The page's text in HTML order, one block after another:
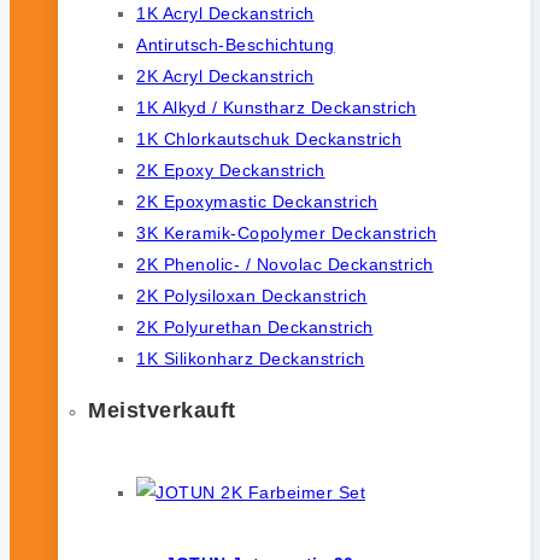
1K Acryl Deckanstrich
Antirutsch-Beschichtung
2K Acryl Deckanstrich
1K Alkyd / Kunstharz Deckanstrich
1K Chlorkautschuk Deckanstrich
2K Epoxy Deckanstrich
2K Epoxymastic Deckanstrich
3K Keramik-Copolymer Deckanstrich
2K Phenolic- / Novolac Deckanstrich
2K Polysiloxan Deckanstrich
2K Polyurethan Deckanstrich
1K Silikonharz Deckanstrich
Meistverkauft